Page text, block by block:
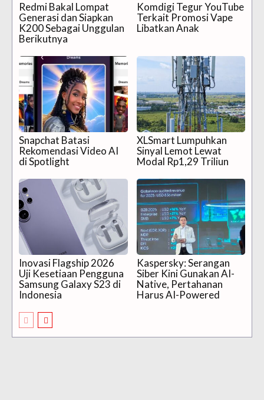
Redmi Bakal Lompat
Generasi dan Siapkan
K200 Sebagai Unggulan
Berikutnya
Komdigi Tegur YouTube
Terkait Promosi Vape
Libatkan Anak
Snapchat Batasi
Rekomendasi Video AI
di Spotlight
XLSmart Lumpuhkan
Sinyal Lemot Lewat
Modal Rp1,29 Triliun
Inovasi Flagship 2026
Uji Kesetiaan Pengguna
Samsung Galaxy S23 di
Indonesia
Kaspersky: Serangan
Siber Kini Gunakan AI-
Native, Pertahanan
Harus AI-Powered